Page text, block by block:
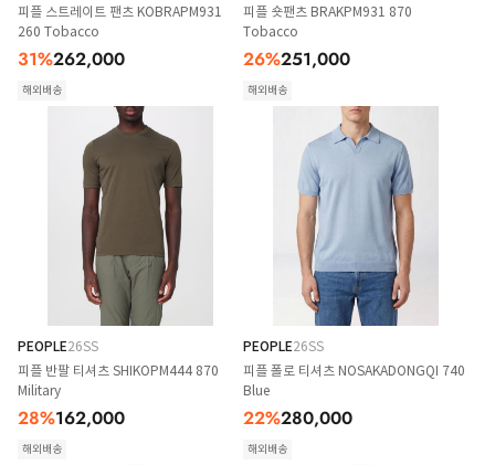
피플 스트레이트 팬츠 KOBRAPM931
260 Tobacco
31%262,000
해외배송
피플 숏팬츠 BRAKPM931 870
Tobacco
26%251,000
해외배송
PEOPLE26SS
피플 반팔 티셔츠 SHIKOPM444 870
Military
28%162,000
해외배송
PEOPLE26SS
피플 폴로 티셔츠 NOSAKADONGQI 740
Blue
22%280,000
해외배송